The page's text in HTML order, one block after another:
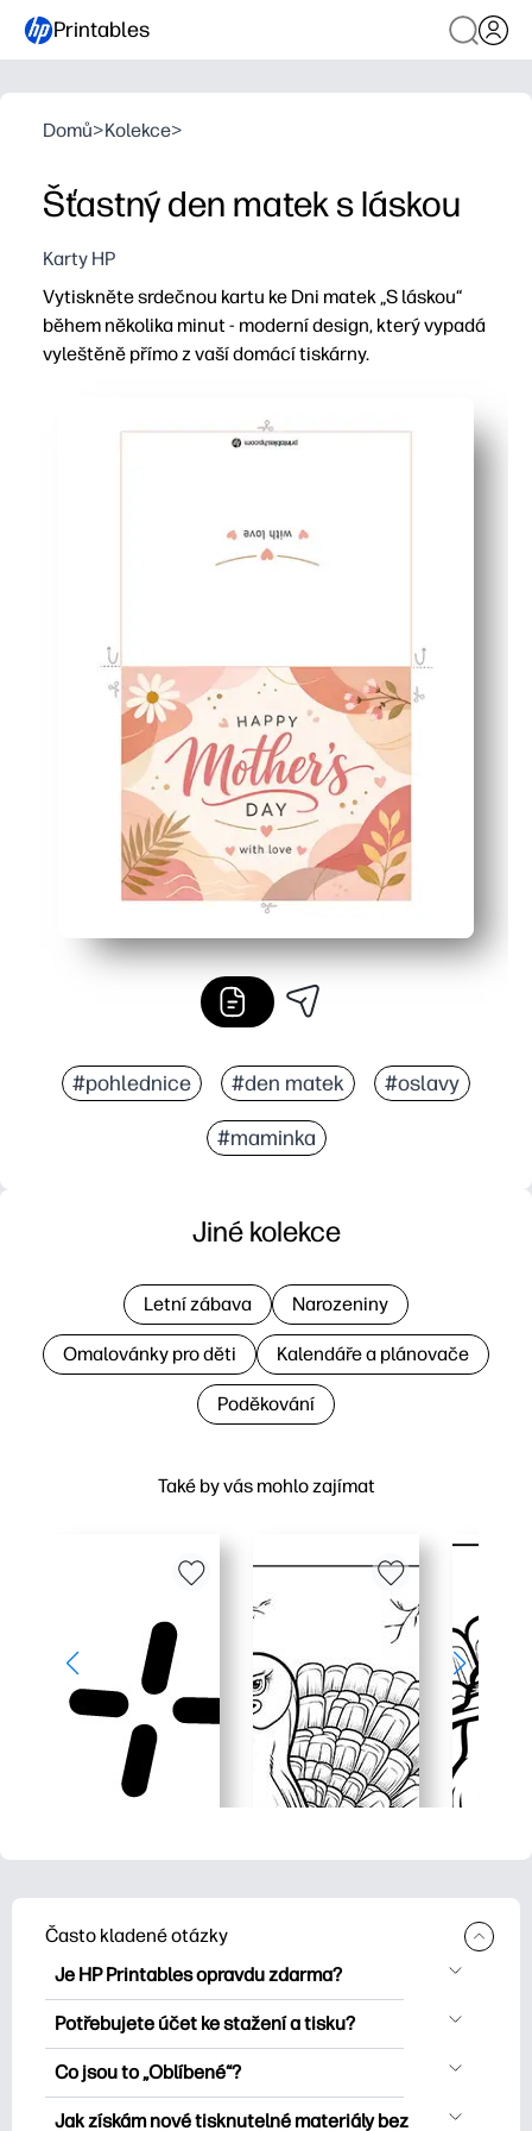
Printables
Domů>Kolekce>
Šťastný den matek s láskou
Karty HP
Vytiskněte srdečnou kartu ke Dni matek „S láskou“
během několika minut - moderní design, který vypadá
vyleštěně přímo z vaší domácí tiskárny.
Osobní a nezapomenutelné - přidejte svou zprávu,
#pohlednice #den matek #oslavy
#maminka
Také by vás mohlo zajímat
Jiné kolekce
Letní zábava Narozeniny
Omalovánky pro děti Kalendáře a plánovače
Poděkování
Často kladené otázky
Je HP Printables opravdu zdarma?
HP Printables nabízí více než 2500
bezplatných tisknutelných položek ke
stažení a tisku. Prozkoumejte oblíbené
omalovánky, zábavné učební listy,
Potřebujete účet ke stažení a tisku?
Můžete prozkoumat a tisknout bez
vytvoření účtu. Přihlášení vám však
pomůže uložit vaše oblíbené tisknutelné
Co jsou to „Oblíbené“?
Favorites is your personal skrýš
Jak získám nové tisknutelné materiály bez